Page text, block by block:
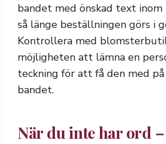
bandet med önskad text
så länge beställningen görs i
Kontrollera med
möjligheten att lämna en
teckning för att få den med
bandet.
När du inte har ord